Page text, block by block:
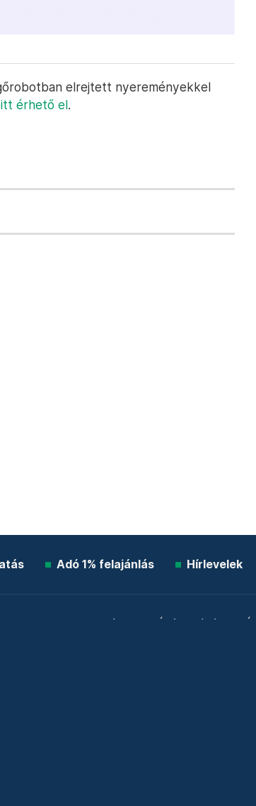
elrejtett nyereményekkel
itt érhető el.
Adó 1% felajánlás Hírlevelek